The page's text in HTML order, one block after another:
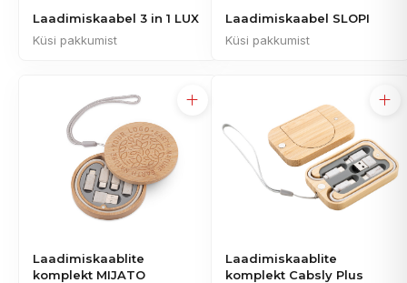
Laadimiskaabel 3 in 1 LUX
Küsi pakkumist
Laadimiskaabel SLOPI
Küsi pakkumist
Laadimiskaablite
komplekt MIJATO
Laadimiskaablite
komplekt Cabsly Plus